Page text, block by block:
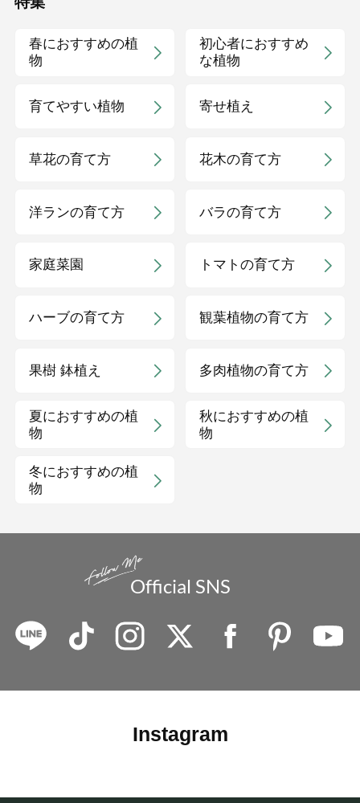
春におすすめの植
物
初心者におすすめ
な植物
育てやすい植物 寄せ植え
草花の育て方 花木の育て方
洋ランの育て方 バラの育て方
家庭菜園 トマトの育て方
ハーブの育て方 観葉植物の育て方
果樹 鉢植え 多肉植物の育て方
夏におすすめの植
物
秋におすすめの植
物
冬におすすめの植
物
Official SNS
Instagram